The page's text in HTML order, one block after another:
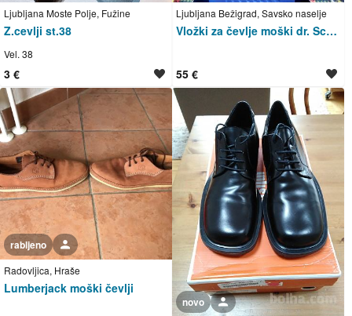
Z.cevlji st.38
Ljubljana Moste Polje, Fužine
Vel. 38
3 €
Vložki za čevlje moški dr. Scholl peta
Ljubljana Bežigrad, Savsko naselje
55 €
Lumberjack moški čevlji
Radovljica, Hraše
rabljeno
novo